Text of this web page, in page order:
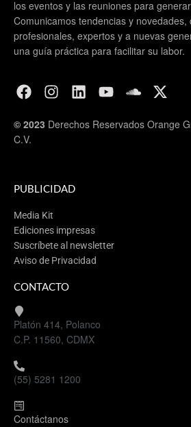
Mazatlán Meetings
los eventos y las reuniones para
Comunicamos tendencias y novedades,
profesionales, expertos y a nuevas
una guía práctica para facilitar su labor.
© 2023 Derechos Reservados Orange
C.V.
PUBLICIDAD
Media Kit
Ediciones impresas
Suscríbete al newsletter
Aviso de Privacidad
CONTACTO
Platón 414, Polanco
C.P. 11560, CDMX
(55) 5281 1200
Contáctanos